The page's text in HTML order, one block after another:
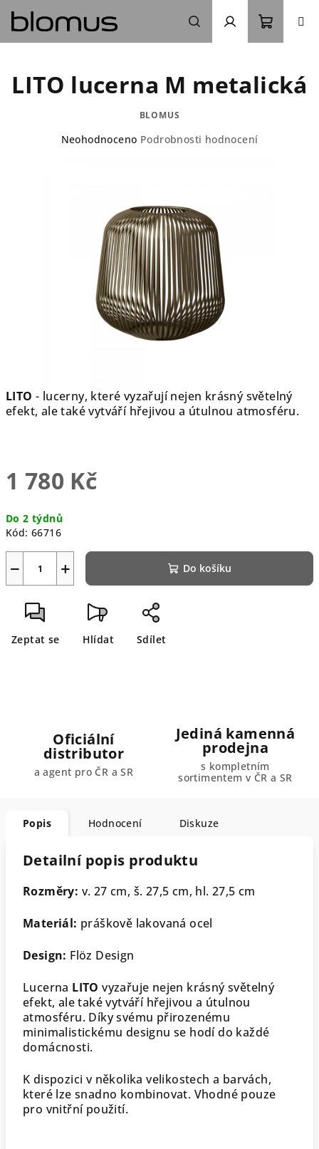
obsah
Hledat Přihlášení
košík
LITO - lucerny, které vyzařují nejen krásný světelný
efekt, ale také vytváří hřejivou a útulnou atmosféru.
1 780 Kč
cena:
Do 2 týdnů
Kód: 66716
+
− Do košíku
Zeptat se Hlídat Sdílet
LITO lucerna M metalická
BLOMUS
Průměrné
hvězdiček.
Neohodnoceno Podrobnosti hodnocení
Oficiální
distributor
a agent pro ČR a SR
Jediná kamenná
prodejna
s kompletním
sortimentem v ČR a SR
Popis Hodnocení Diskuze
Detailní popis produktu
Rozměry: v. 27 cm, š. 27,5 cm, hl. 27,5 cm
Materiál: práškově lakovaná ocel
Design: Flöz Design
Lucerna LITO vyzařuje nejen krásný světelný
efekt, ale také vytváří hřejivou a útulnou
atmosféru. Díky svému přirozenému
minimalistickému designu se hodí do každé
domácnosti.
K dispozici v několika velikostech a barvách,
které lze snadno kombinovat. Vhodné pouze
pro vnitřní použití.